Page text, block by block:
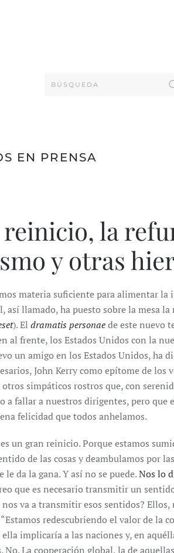
EN PRENSA
la
y otras
materia suficiente para alimentar la
así llamado, ha puesto sobre la mesa
). El dramatis personaede este nuevo
al frente, los Estados Unidos con la
un amigo en los Estados Unidos, ha
John Kerry como epítome de los
otros simpáticos rostros que, con
a fallar a nuestros dirigentes, pero que
felicidad que todos anhelamos.
un gran reinicio. Porque estamos
de las cosas y deambulamos por
da la gana. Y así no se puede.Nos lo
que es necesario transmitir un
nos va a transmitir esos sentidos?
redescubriendo el valor de la
implicaría a las naciones y, en
No. La cooperación global, la de